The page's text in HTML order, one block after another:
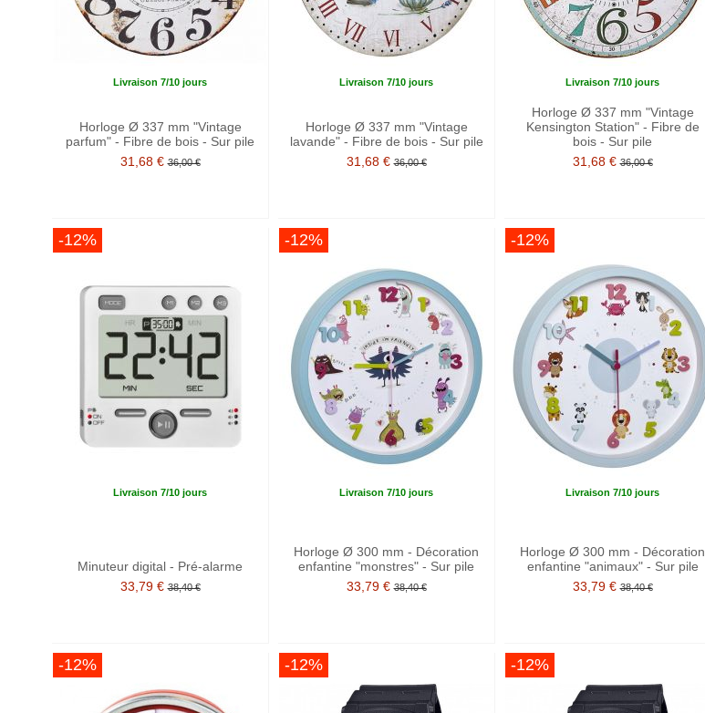
Livraison 7/10 jours
Horloge Ø 337 mm "Vintage
parfum" - Fibre de bois - Sur pile
31,68 € 36,00 €
Livraison 7/10 jours
Horloge Ø 337 mm "Vintage
lavande" - Fibre de bois - Sur pile
31,68 € 36,00 €
Livraison 7/10 jours
Horloge Ø 337 mm "Vintage
Kensington Station" - Fibre de
bois - Sur pile
31,68 € 36,00 €
-12%
Livraison 7/10 jours
Minuteur digital - Pré-alarme
33,79 € 38,40 €
-12%
Livraison 7/10 jours
Horloge Ø 300 mm - Décoration
enfantine "monstres" - Sur pile
33,79 € 38,40 €
-12%
Livraison 7/10 jours
Horloge Ø 300 mm - Décoration
enfantine "animaux" - Sur pile
33,79 € 38,40 €
-12% -12% -12%